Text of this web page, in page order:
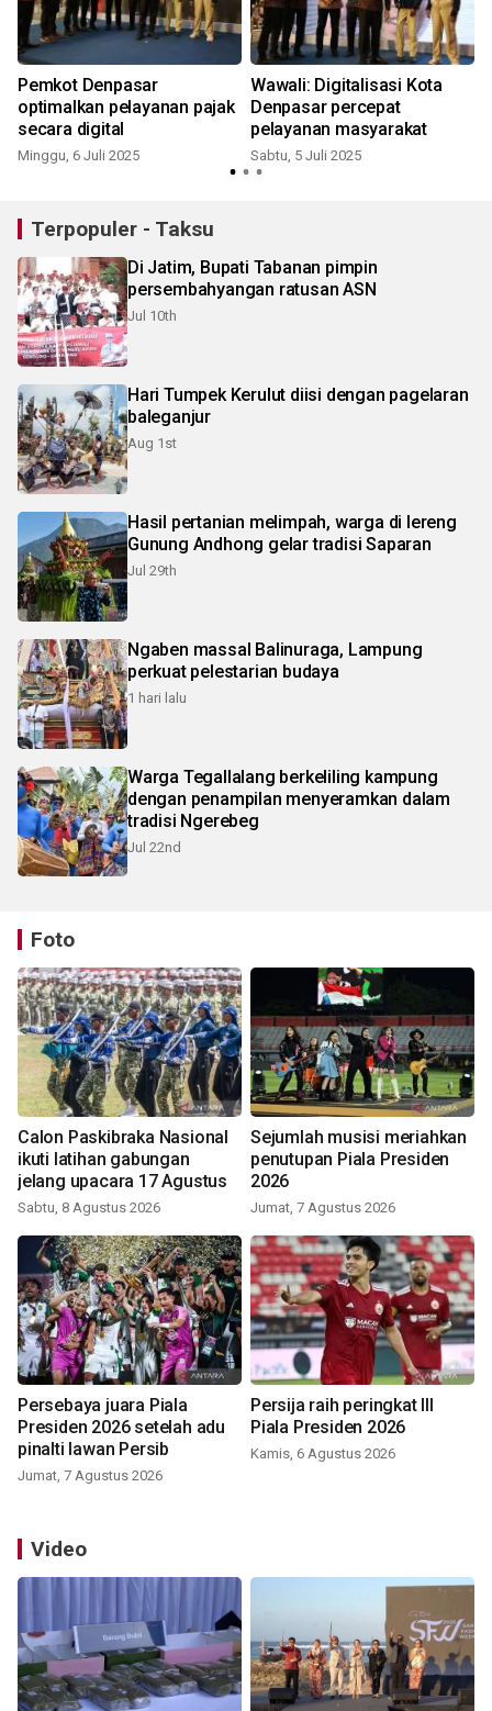
Pemkot Denpasar
optimalkan pelayanan pajak
secara digital
Minggu, 6 Juli 2025
Wawali: Digitalisasi Kota
Denpasar percepat
pelayanan masyarakat
Sabtu, 5 Juli 2025
Terpopuler - Taksu
Di Jatim, Bupati Tabanan pimpin
persembahyangan ratusan ASN
Jul 10th
Hari Tumpek Kerulut diisi dengan pagelaran
baleganjur
Aug 1st
Hasil pertanian melimpah, warga di lereng
Gunung Andhong gelar tradisi Saparan
Jul 29th
Ngaben massal Balinuraga, Lampung
perkuat pelestarian budaya
1 hari lalu
Warga Tegallalang berkeliling kampung
dengan penampilan menyeramkan dalam
tradisi Ngerebeg
Jul 22nd
Foto
Calon Paskibraka Nasional
ikuti latihan gabungan
jelang upacara 17 Agustus
Sabtu, 8 Agustus 2026
Sejumlah musisi meriahkan
penutupan Piala Presiden
2026
Jumat, 7 Agustus 2026
Persebaya juara Piala
Presiden 2026 setelah adu
pinalti lawan Persib
Jumat, 7 Agustus 2026
Persija raih peringkat III
Piala Presiden 2026
Kamis, 6 Agustus 2026
Video